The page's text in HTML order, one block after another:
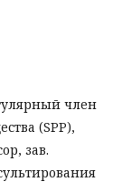
член
(SPP),
зав.